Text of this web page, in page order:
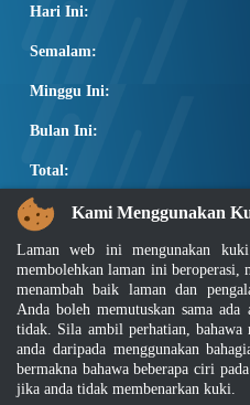
Hari Ini:
Semalam:
Minggu Ini:
Bulan Ini:
Total:
PAUTAN POPULAR
Elektroteknikal, ICT dan
Other Notification Search
Regular Notification Search
Notification Subscription
Pengurusan Perniagaan
Kami Menggunakan
Laman web ini mengunakan
membolehkan laman ini beroperasi,
menambah baik laman dan
Anda boleh memutuskan sama
tidak. Sila ambil perhatian,
anda daripada menggunakan
bermakna bahawa beberapa ciri
jika anda tidak membenarkan kuki.